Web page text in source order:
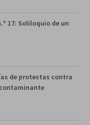
17: Soliloquio de un
de protestas contra